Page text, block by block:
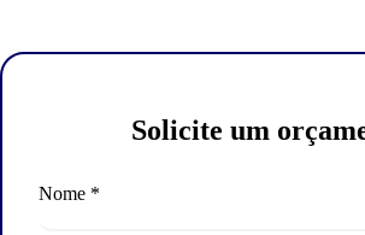
Solicite um
Nome *